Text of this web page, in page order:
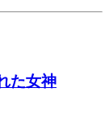
た女神